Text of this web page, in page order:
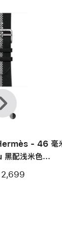
- 46 毫
配浅米色
2,699